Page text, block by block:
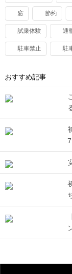
窓 節約
試乗体験 通
駐車禁止 駐
おすすめ記事